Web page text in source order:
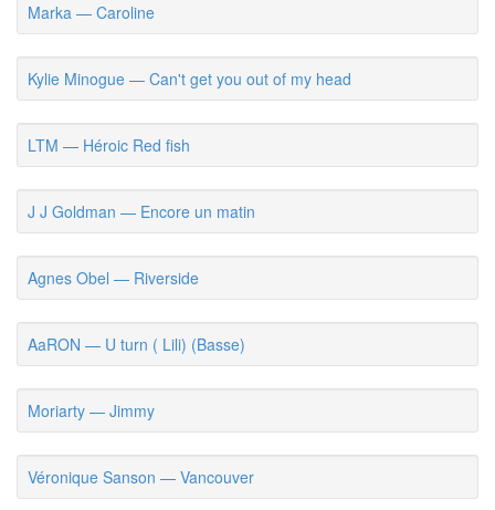
Marka — Caroline
Kylie Minogue — Can't get you out of my head
LTM — Héroic Red fish
J J Goldman — Encore un matin
Agnes Obel — Riverside
AaRON — U turn ( Lili) (Basse)
Moriarty — Jimmy
Véronique Sanson — Vancouver